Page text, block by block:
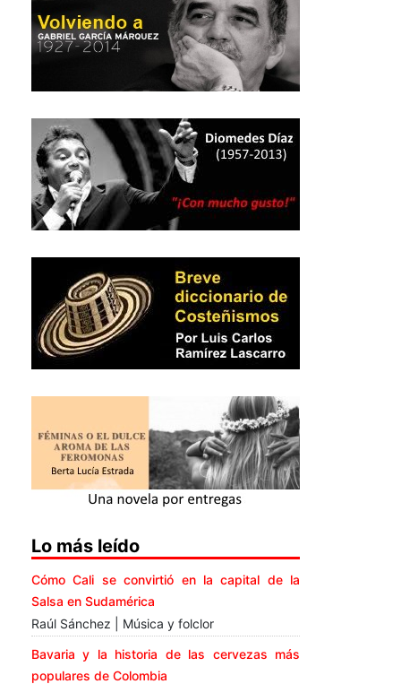
Lo más leído
Cómo Cali se convirtió en la capital de la
Salsa en Sudamérica
Raúl Sánchez | Música y folclor
Bavaria y la historia de las cervezas más
populares de Colombia